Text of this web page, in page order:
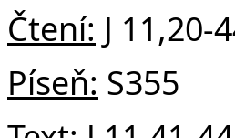
Čtení: J 11,20-
Píseň: S355